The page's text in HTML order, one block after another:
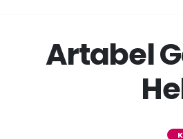
Artabel